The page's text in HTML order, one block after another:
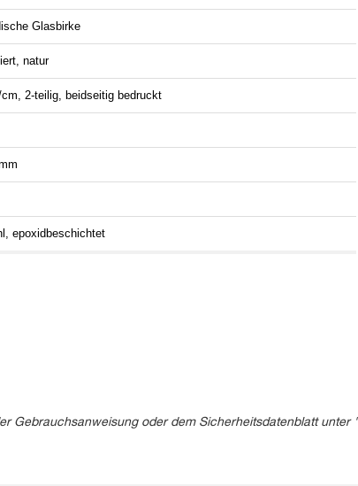
Glasbirke
natur
2-teilig, beidseitig bedruckt
epoxidbeschichtet
Gebrauchsanweisung oder dem Sicherheitsdatenblatt unter